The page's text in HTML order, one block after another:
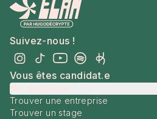
Suivez-nous !
Vous êtes candidat.e
Trouver une entreprise
Trouver un stage